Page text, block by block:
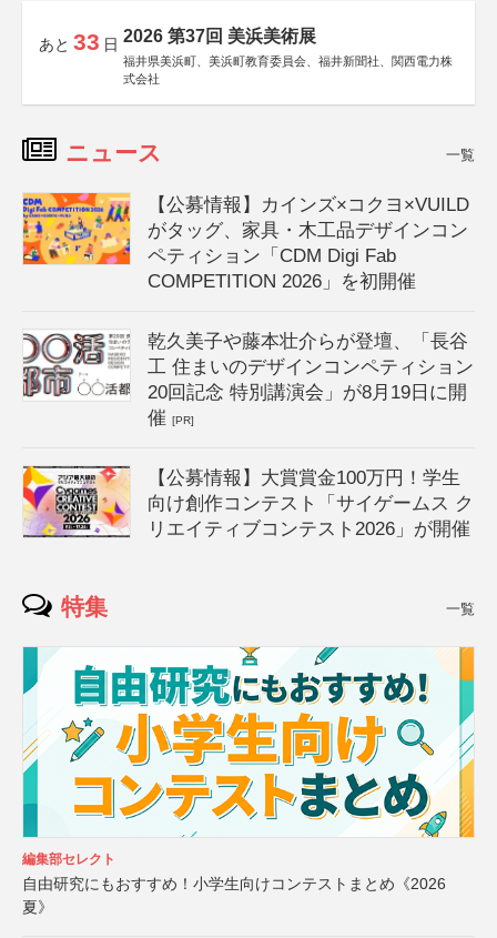
あと 33 日 2026 第37回 美浜美術展
福井県美浜町、美浜町教育委員会、福井新聞社、関西電力株
式会社
ニュース 一覧
【公募情報】カインズ×コクヨ×VUILD
がタッグ、家具・木工品デザインコン
ペティション「CDM Digi Fab
COMPETITION 2026」を初開催
乾久美子や藤本壮介らが登壇、「長谷
工 住まいのデザインコンペティション
20回記念 特別講演会」が8月19日に開
催[PR]
【公募情報】大賞賞金100万円！学生
向け創作コンテスト「サイゲームス ク
リエイティブコンテスト2026」が開催
特集 一覧
編集部セレクト
自由研究にもおすすめ！小学生向けコンテストまとめ《2026
夏》